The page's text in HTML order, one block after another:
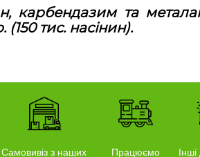
карбендазим та
тис. насінин).
Самовивіз з наших
Працюємо
Інші